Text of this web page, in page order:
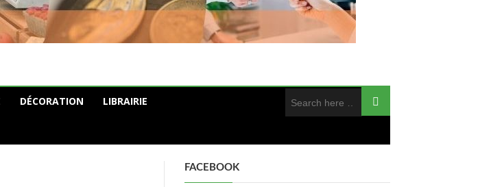
DÉCORATION LIBRAIRIE
FACEBOOK